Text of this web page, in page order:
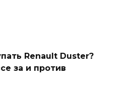
Renault Duster?
за и против